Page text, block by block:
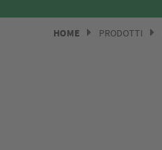
HOME PRODOTTI